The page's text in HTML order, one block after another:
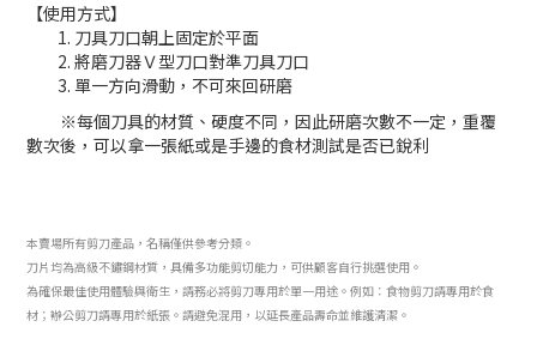
【使用方式】
刀具刀口朝上固定於平面
將磨刀器Ｖ型刀口對準刀具刀口
單一方向滑動，不可來回研磨
※每個刀具的材質、硬度不同，因此研磨次數不一定，重覆
數次後，可以拿一張紙或是手邊的食材測試是否已銳利
本賣場所有剪刀產品，名稱僅供參考分類。
刀片均為高級不鏽鋼材質，具備多功能剪切能力，可供顧客自行挑選使用。
為確保最佳使用體驗與衛生，請務必將剪刀專用於單一用途。例如：食物剪刀請專用於食
材；辦公剪刀請專用於紙張。請避免混用，以延長產品壽命並維護清潔。